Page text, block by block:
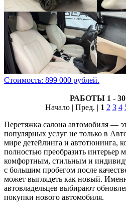
Стоимость: 899 000 рублей.
РАБОТЫ 1 - 30
Начало | Пред. | 1 2 3 4
Перетяжка салона автомобиля —
популярных услуг не только в
мире детейлинга и автотюнинга,
полностью преобразить интерьер
комфортным, стильным и
с большим пробегом после
может выглядеть как новый.
автовладельцев выбирают
покупки нового автомобиля.